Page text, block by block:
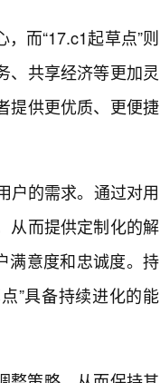
而“17.c1起草点”则
、共享经济等更加灵
提供更优质、更便捷
户的需求。通过对用
从而提供定制化的解
满意度和忠诚度。持
”具备持续进化的能